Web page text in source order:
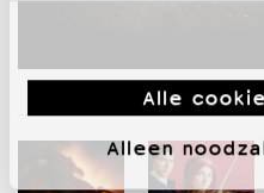
Alle
Alleen